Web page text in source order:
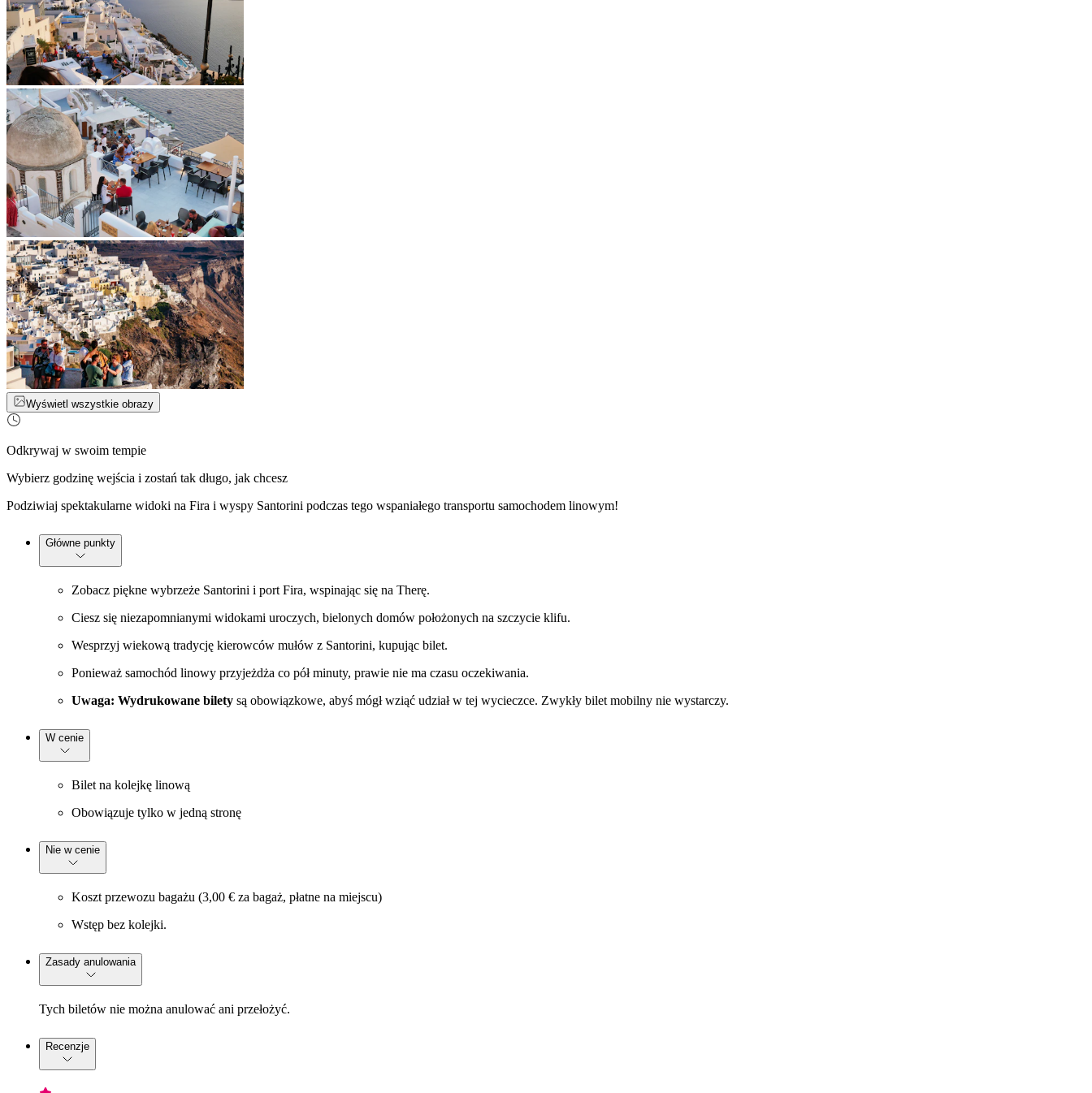
Wyświetl wszystkie obrazy
Odkrywaj w swoim tempie
Wybierz godzinę wejścia i zostań tak długo, jak chcesz
Podziwiaj spektakularne widoki na Fira i wyspy Santorini podczas tego wspaniałego transportu samochodem linowym!
Główne punkty
Zobacz piękne wybrzeże Santorini i port Fira, wspinając się na Therę.
Ciesz się niezapomnianymi widokami uroczych, bielonych domów położonych na szczycie klifu.
Wesprzyj wiekową tradycję kierowców mułów z Santorini, kupując bilet.
Ponieważ samochód linowy przyjeżdża co pół minuty, prawie nie ma czasu oczekiwania.
Uwaga: Wydrukowane bilety są obowiązkowe, abyś mógł wziąć udział w tej wycieczce. Zwykły bilet mobilny nie wystarczy.
W cenie
Bilet na kolejkę linową
Obowiązuje tylko w jedną stronę
Nie w cenie
Koszt przewozu bagażu (3,00 € za bagaż, płatne na miejscu)
Wstęp bez kolejki.
Zasady anulowania
Tych biletów nie można anulować ani przełożyć.
Recenzje